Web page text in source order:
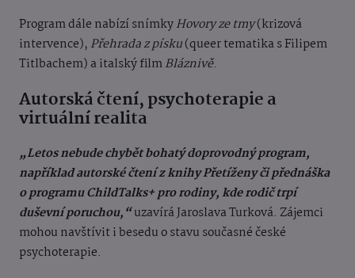
Program dále nabízí snímkyHovory ze tmy(krizová
intervence), Přehrada z písku(queer tematika s Filipem
Titlbachem) a italský filmBláznivě.
Autorská čtení, psychoterapie a
virtuální realita
„Letos nebude chybět bohatý doprovodný program,
například autorské čtení z knihy Přetíženy či přednáška
o programu ChildTalks+ pro rodiny, kde rodič trpí
duševní poruchou,“uzavírá Jaroslava Turková. Zájemci
mohou navštívit i besedu o stavu současné české
psychoterapie.